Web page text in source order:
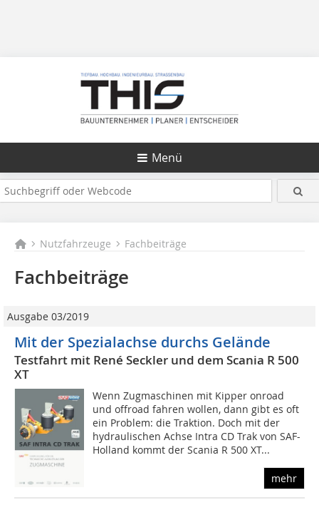
Menü
Nutzfahrzeuge Fachbeiträge
Fachbeiträge
Ausgabe 03/2019
Mit der Spezialachse durchs Gelände
Testfahrt mit René Seckler und dem Scania R 500
XT
Wenn Zugmaschinen mit Kipper onroad
und offroad fahren wollen, dann gibt es oft
ein Problem: die Traktion. Doch mit der
hydraulischen Achse Intra CD Trak von SAF-
Holland kommt der Scania R 500 XT...
mehr